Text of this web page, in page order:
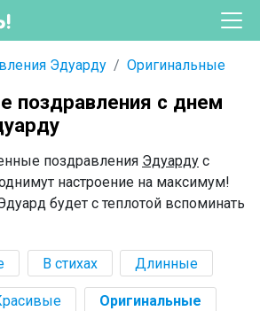
Эдуарду Оригинальные
поздравления с днем
поздравления Эдуарду с
настроение на максимум!
будет с теплотой вспоминать
В стихах Длинные
Оригинальные